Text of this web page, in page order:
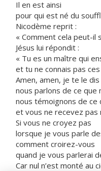
Il en est ainsi
pour qui est né du
Nicodème reprit :
« Comment cela peut-il
Jésus lui répondit :
« Tu es un maître qui
et tu ne connais pas
Amen, amen, je te le dis
nous parlons de ce que
nous témoignons de ce
et vous ne recevez
Si vous ne croyez pas
lorsque je vous parle
comment croirez-vous
quand je vous parlerai
Car nul n’est monté au